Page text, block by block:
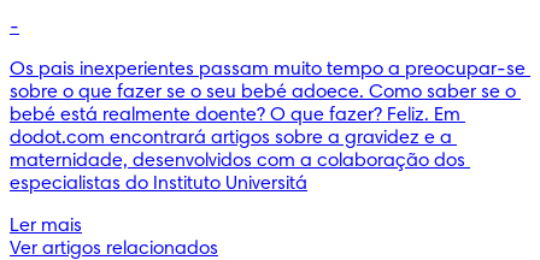
-
Os pais inexperientes passam muito tempo a preocupar-se
sobre o que fazer se o seu bebé adoece. Como saber se o
bebé está realmente doente? O que fazer? Feliz. Em
dodot.com encontrará artigos sobre a gravidez e a
maternidade, desenvolvidos com a colaboração dos
especialistas do Instituto Universitá
Ler mais
Ver artigos relacionados